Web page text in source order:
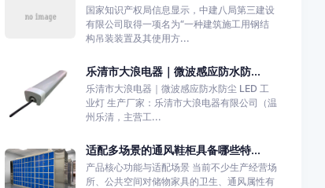
国家知识产权局信息显示，中建八局第三建设
有限公司取得一项名为“一种建筑施工用钢结
构吊装装置及其使用方...
乐清市大浪电器｜微波感应防水防...
乐清市大浪电器｜微波感应防水防尘 LED 工
业灯 生产厂家：乐清市大浪电器有限公司（温
州乐清，主营工...
适配多场景的通风鞋柜具备哪些特...
产品核心功能与适配场景 当前不少生产经营场
所、公共空间对储物家具的卫生、通风属性有